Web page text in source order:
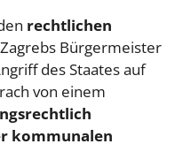
rechtlichen
Bürgermeister
des Staates auf
von einem
kommunalen